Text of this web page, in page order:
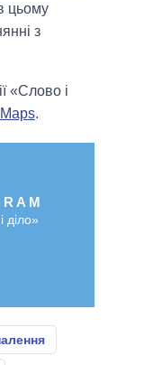
цьому
з
«Слово і
.
діло»